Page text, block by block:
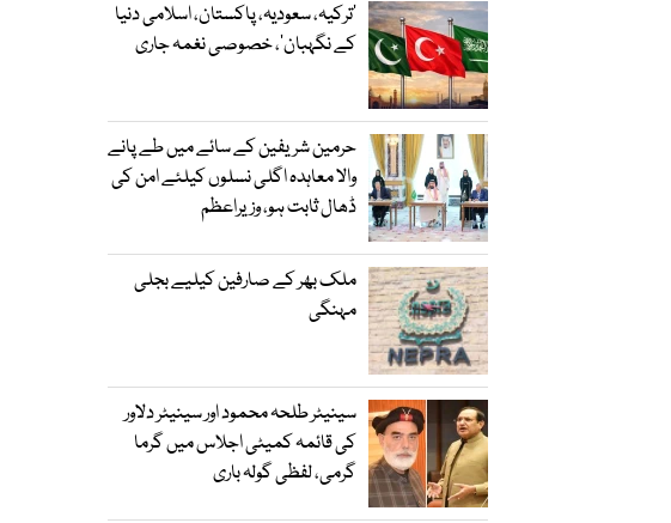
‘ترکیہ، سعودیہ، پاکستان، اسلامی دنیا
کے نگہبان’، خصوصی نغمہ جاری
حرمین شریفین کے سائے میں طے پانے
والا معاہدہ اگلی نسلوں کیلئے امن کی
ڈھال ثابت ہو، وزیراعظم
ملک بھر کے صارفین کیلیے بجلی
مہنگی
سینیٹر طلحہ محمود اور سینیٹر دلاور
کی قائمہ کمیٹی اجلاس میں گرما
گرمی، لفظی گولہ باری